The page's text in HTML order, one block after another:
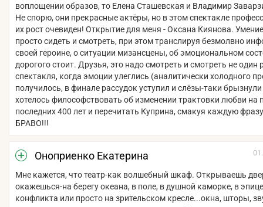
воплощении образов, то Елена Сташевская и Владимир
Не спорю, они прекрасные актёры, но в этом спектакле
их рост очевиден! Открытие для меня - Оксана Киянова.
просто сидеть и смотреть, при этом транслируя безмолвно
своей героине, о ситуации мизансцены, об эмоциональном
дорогого стоит. Друзья, это надо смотреть и смотреть не один
спектакля, когда эмоции улеглись (аналитически холодного
получилось, в финале рассудок уступил и слёзы-таки брызнули
хотелось философствовать об изменении трактовки любви на
последних 400 лет и перечитать Куприна, смакуя каждую
БРАВО!!!
Оноприенко Екатерина
Мне кажется, что театр-как волшебный шкаф. Открываешь
окажешься-на берегу океана, в поле, в душной каморке, в
конфликта или просто на зрительском кресле...окна, шторы,